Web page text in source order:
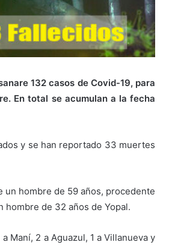
132 casos de Covid-19, para
En total se acumulan a la fecha
y se han reportado 33 muertes
un hombre de 59 años, procedente
de 32 años de Yopal.
Maní, 2 a Aguazul, 1 a Villanueva y